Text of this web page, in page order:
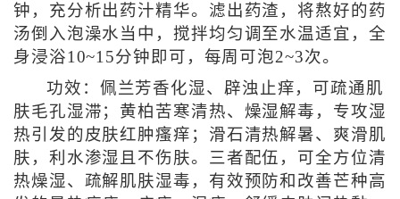
钟，充分析出药汁精华。滤出药渣，将熬好的药
汤倒入泡澡水当中，搅拌均匀调至水温适宜，全
身浸浴10~15分钟即可，每周可泡2~3次。
功效：佩兰芳香化湿、辟浊止痒，可疏通肌
肤毛孔湿滞；黄柏苦寒清热、燥湿解毒，专攻湿
热引发的皮肤红肿瘙痒；滑石清热解暑、爽滑肌
肤，利水渗湿且不伤肤。三者配伍，可全方位清
热燥湿、疏解肌肤湿毒，有效预防和改善芒种高